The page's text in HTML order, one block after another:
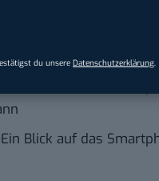
du unsere Datenschutzerklärung.
Blick auf das